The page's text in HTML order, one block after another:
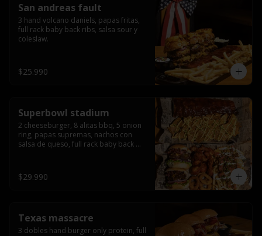
San andreas fault
3 hand volcano daniels, papas fritas,
full rack baby back ribs, salsa sour y
coleslaw.
$25.990
Superbowl stadium
2 cheeseburger, 8 alitas bbq, 5 onion
ring, papas supremas, nachos con
salsa de queso, full rack baby back
$29.990
Texas massacre
3 dobles hand burger only protein, full